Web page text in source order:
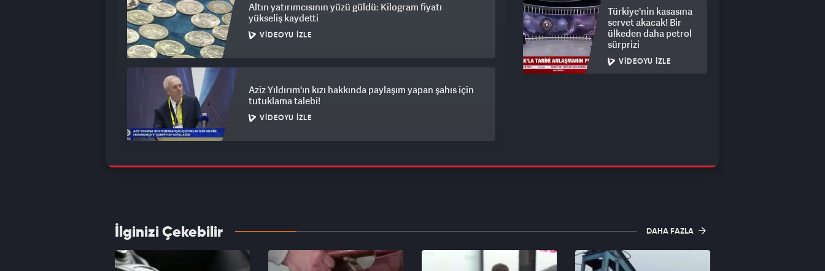
Altın yatırımcısının yüzü güldü: Kilogram fiyatı
yükseliş kaydetti
VIDEOYU İZLE
Aziz Yıldırım'ın kızı hakkında paylaşım yapan şahıs için
tutuklama talebi!
VIDEOYU İZLE
ABD için kritik istihdam verisi açıklandı
Türkiye'nin kasasına
servet akacak! Bir
ülkeden daha petrol
sürprizi
VIDEOYU İZLE
İlginizi Çekebilir DAHA FAZLA